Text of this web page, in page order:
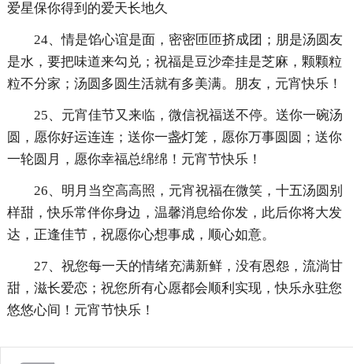
爱星保你得到的爱天长地久
24、情是馅心谊是面，密密匝匝挤成团；朋是汤圆友
是水，要把味道来勾兑；祝福是豆沙牵挂是芝麻，颗颗粒
粒不分家；汤圆多圆生活就有多美满。朋友，元宵快乐！
25、元宵佳节又来临，微信祝福送不停。送你一碗汤
圆，愿你好运连连；送你一盏灯笼，愿你万事圆圆；送你
一轮圆月，愿你幸福总绵绵！元宵节快乐！
26、明月当空高高照，元宵祝福在微笑，十五汤圆别
样甜，快乐常伴你身边，温馨消息给你发，此后你将大发
达，正逢佳节，祝愿你心想事成，顺心如意。
27、祝您每一天的情绪充满新鲜，没有恩怨，流淌甘
甜，滋长爱恋；祝您所有心愿都会顺利实现，快乐永驻您
悠悠心间！元宵节快乐！